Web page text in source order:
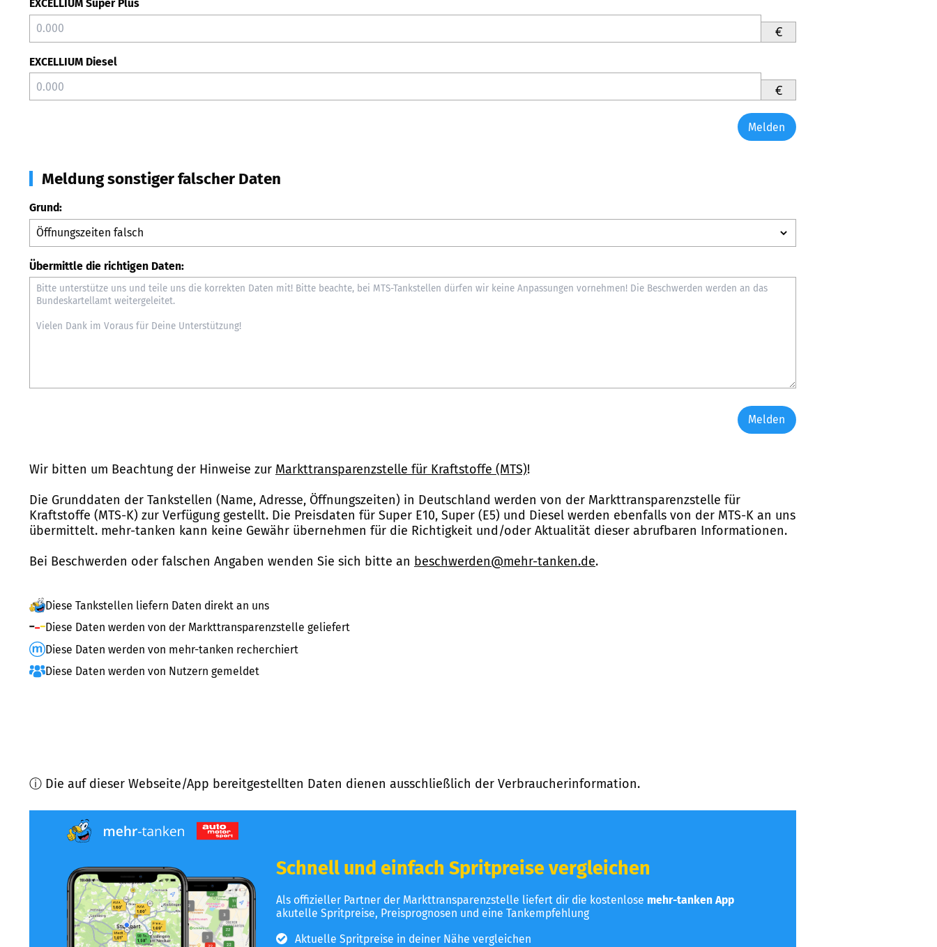
EXCELLIUM Super Plus
€
EXCELLIUM Diesel
€
Melden
Meldung sonstiger falscher Daten
Grund:
Übermittle die richtigen Daten:
Melden
Wir bitten um Beachtung der Hinweise zur Markttransparenzstelle für Kraftstoffe (MTS)!
Die Grunddaten der Tankstellen (Name, Adresse, Öffnungszeiten) in Deutschland werden von der Markttransparenzstelle für
Kraftstoffe (MTS-K) zur Verfügung gestellt. Die Preisdaten für Super E10, Super (E5) und Diesel werden ebenfalls von der MTS-K an uns
übermittelt. mehr-tanken kann keine Gewähr übernehmen für die Richtigkeit und/oder Aktualität dieser abrufbaren Informationen.
Bei Beschwerden oder falschen Angaben wenden Sie sich bitte an beschwerden@mehr-tanken.de.
Diese Tankstellen liefern Daten direkt an uns
Diese Daten werden von der Markttransparenzstelle geliefert
Diese Daten werden von mehr-tanken recherchiert
Diese Daten werden von Nutzern gemeldet
ⓘ Die auf dieser Webseite/App bereitgestellten Daten dienen ausschließlich der Verbraucherinformation.
Schnell und einfach Spritpreise vergleichen
Als offizieller Partner der Markttransparenzstelle liefert dir die kostenlose mehr-tanken App
akutelle Spritpreise, Preisprognosen und eine Tankempfehlung
Aktuelle Spritpreise in deiner Nähe vergleichen